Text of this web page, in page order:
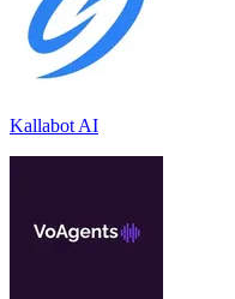
Kallabot AI